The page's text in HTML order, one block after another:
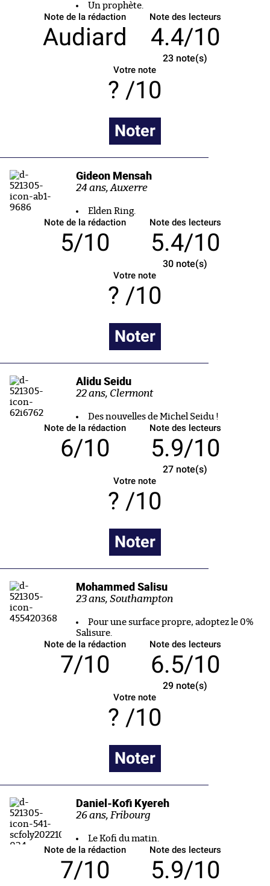
Un prophète.
Note de la rédaction
Audiard
Note des lecteurs
4.4/10
23 note(s)
Votre note
/10
Noter
Gideon Mensah
24 ans, Auxerre
Elden Ring.
Note de la rédaction
5/10
Note des lecteurs
5.4/10
30 note(s)
Votre note
/10
Noter
Alidu Seidu
22 ans, Clermont
Des nouvelles de Michel Seidu !
Note de la rédaction
6/10
Note des lecteurs
5.9/10
27 note(s)
Votre note
/10
Noter
Mohammed Salisu
23 ans, Southampton
Pour une surface propre, adoptez le 0%
Salisure.
Note de la rédaction
7/10
Note des lecteurs
6.5/10
29 note(s)
Votre note
/10
Noter
Daniel-Kofi Kyereh
26 ans, Fribourg
Le Kofi du matin.
Note de la rédaction
7/10
Note des lecteurs
5.9/10